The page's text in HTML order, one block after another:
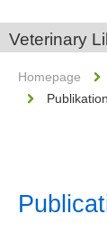
Veterinary
Homepage
Publikation